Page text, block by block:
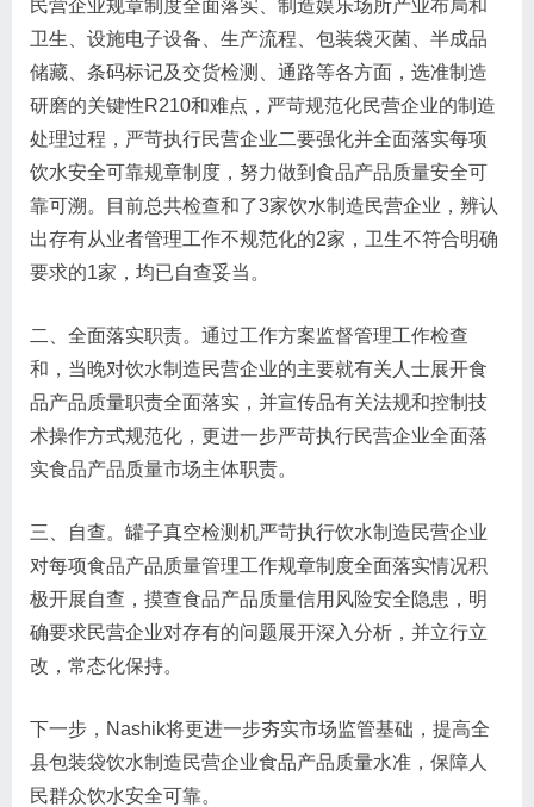
民营企业规章制度全面落实、制造娱乐场所产业布局和
卫生、设施电子设备、生产流程、包装袋灭菌、半成品
储藏、条码标记及交货检测、通路等各方面，选准制造
研磨的关键性R210和难点，严苛规范化民营企业的制造
处理过程，严苛执行民营企业二要强化并全面落实每项
饮水安全可靠规章制度，努力做到食品产品质量安全可
靠可溯。目前总共检查和了3家饮水制造民营企业，辨认
出存有从业者管理工作不规范化的2家，卫生不符合明确
要求的1家，均已自查妥当。
二、全面落实职责。通过工作方案监督管理工作检查
和，当晚对饮水制造民营企业的主要就有关人士展开食
品产品质量职责全面落实，并宣传品有关法规和控制技
术操作方式规范化，更进一步严苛执行民营企业全面落
实食品产品质量市场主体职责。
三、自查。罐子真空检测机严苛执行饮水制造民营企业
对每项食品产品质量管理工作规章制度全面落实情况积
极开展自查，摸查食品产品质量信用风险安全隐患，明
确要求民营企业对存有的问题展开深入分析，并立行立
改，常态化保持。
下一步，Nashik将更进一步夯实市场监管基础，提高全
县包装袋饮水制造民营企业食品产品质量水准，保障人
民群众饮水安全可靠。